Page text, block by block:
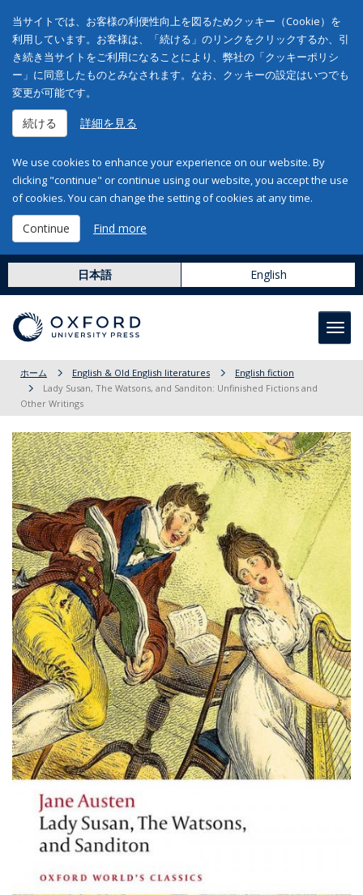
当サイトでは、お客様の利便性向上を図るためクッキー（Cookie）を
利用しています。お客様は、「続ける」のリンクをクリックするか、引
き続き当サイトをご利用になることにより、弊社の「クッキーポリシ
ー」に同意したものとみなされます。なお、クッキーの設定はいつでも
変更が可能です。
続ける 詳細を見る
We use cookies to enhance your experience on our website. By
clicking "continue" or continue using our website, you accept the use
of cookies. You can change the setting of cookies at any time.
Continue Find more
日本語 English
ホーム English & Old English literatures
English fiction
Lady Susan, The Watsons, and Sanditon: Unfinished Fictions and
Other Writings